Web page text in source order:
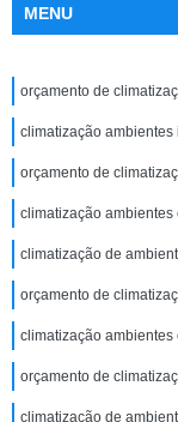
MENU
orçamento de
climatização
orçamento de
climatização
climatização de
orçamento de
climatização
orçamento de
climatização de